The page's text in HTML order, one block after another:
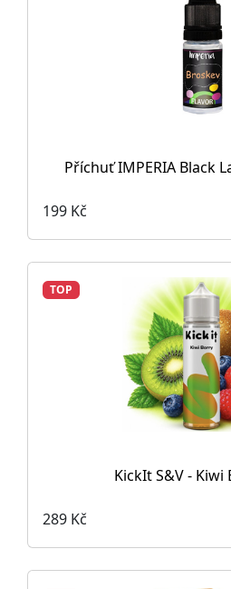
Příchuť IMPERIA Black
199 Kč
TOP
KickIt S&V - Kiwi
289 Kč